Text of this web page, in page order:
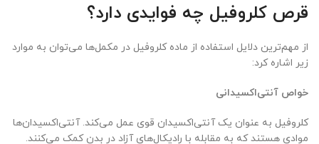
قرص کلروفیل چه فوایدی دارد؟
از مهم‌ترین دلایل استفاده از ماده کلروفیل در مکمل‌ها می‌توان به موارد
زیر اشاره کرد:
خواص آنتی‌اکسیدانی
کلروفیل به عنوان یک آنتی‌اکسیدان قوی عمل می‌کند. آنتی‌اکسیدان‌ها
موادی هستند که به مقابله با رادیکال‌های آزاد در بدن کمک می‌کنند.